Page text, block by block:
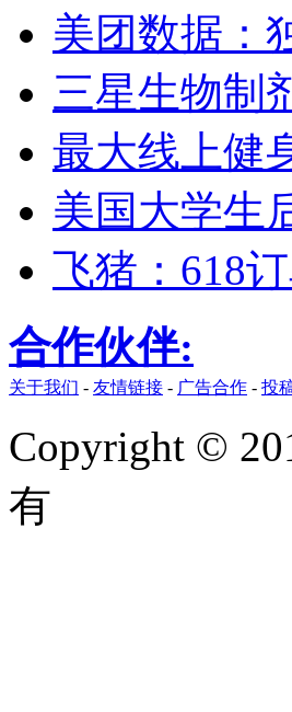
美团数据：
三星生物制
最大线上健
美国大学生
飞猪：618
合作伙伴:
关于我们 - 友情链接 - 广告合作 - 投
Copyright ©
有